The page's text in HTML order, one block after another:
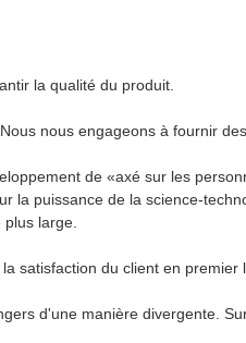
la qualité du produit.
nous engageons à fournir
de «axé sur les
la puissance de la science-
large.
satisfaction du client en
d'une manière divergente.